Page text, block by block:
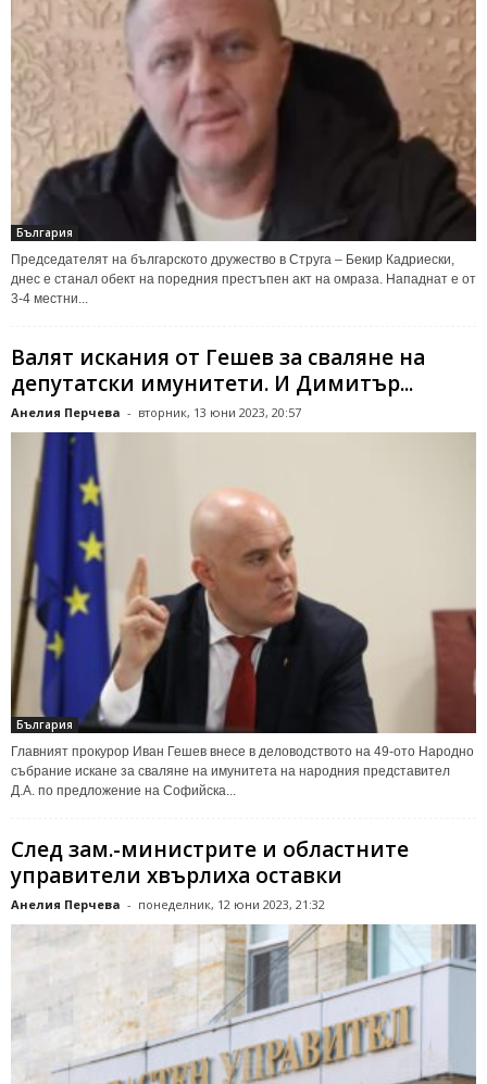
България
Председателят на българското дружество в Струга – Бекир Кадриески,
днес е станал обект на поредния престъпен акт на омраза. Нападнат е от
3-4 местни...
Валят искания от Гешев за сваляне на
депутатски имунитети. И Димитър...
Анелия Перчева - вторник, 13 юни 2023, 20:57
България
Главният прокурор Иван Гешев внесе в деловодството на 49-ото Народно
събрание искане за сваляне на имунитета на народния представител
Д.А. по предложение на Софийска...
След зам.-министрите и областните
управители хвърлиха оставки
Анелия Перчева - понеделник, 12 юни 2023, 21:32